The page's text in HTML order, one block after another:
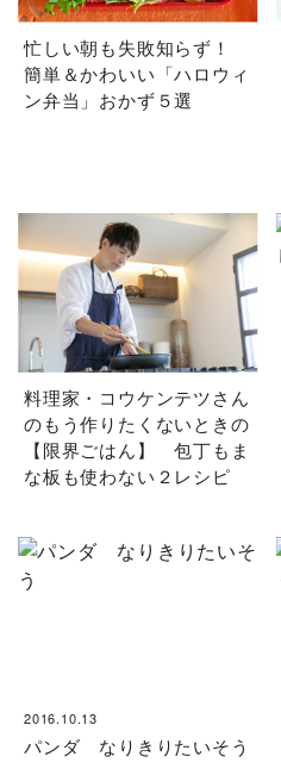
忙しい朝も失敗知らず！
簡単＆かわいい「ハロウィ
ン弁当」おかず５選
料理家・コウケンテツさん
のもう作りたくないときの
【限界ごはん】 包丁もま
な板も使わない２レシピ
2016.10.13
パンダ なりきりたいそう